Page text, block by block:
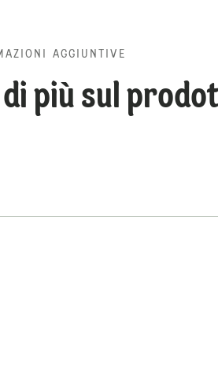
AGGIUNTIVE
più sul